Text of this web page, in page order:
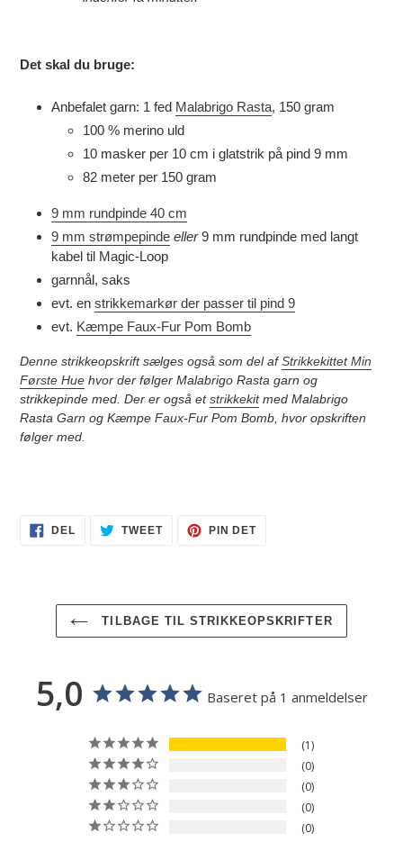
Det skal du bruge:
Anbefalet garn: 1 fed Malabrigo Rasta, 150 gram
100 % merino uld
10 masker per 10 cm i glatstrik på pind 9 mm
82 meter per 150 gram
9 mm rundpinde 40 cm
9 mm strømpepinde eller 9 mm rundpinde med langt
kabel til Magic-Loop
garnnål, saks
evt. en strikkemarkør der passer til pind 9
evt. Kæmpe Faux-Fur Pom Bomb
Denne strikkeopskrift sælges også som del afStrikkekittet Min
Første Hue hvor der følger Malabrigo Rasta garn og
strikkepinde med. Der er også et strikkekit med Malabrigo
Rasta Garn og Kæmpe Faux-Fur Pom Bomb, hvor opskriften
følger med.
DEL
PÅ
TWEETTWEET PIN DETPIN
TILBAGE TIL STRIKKEOPSKRIFTER
5,0 Baseret på 1 anmeldelser
1
0
0
0
0